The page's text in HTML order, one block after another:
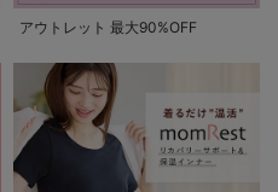
アウトレット 最大90%OFF